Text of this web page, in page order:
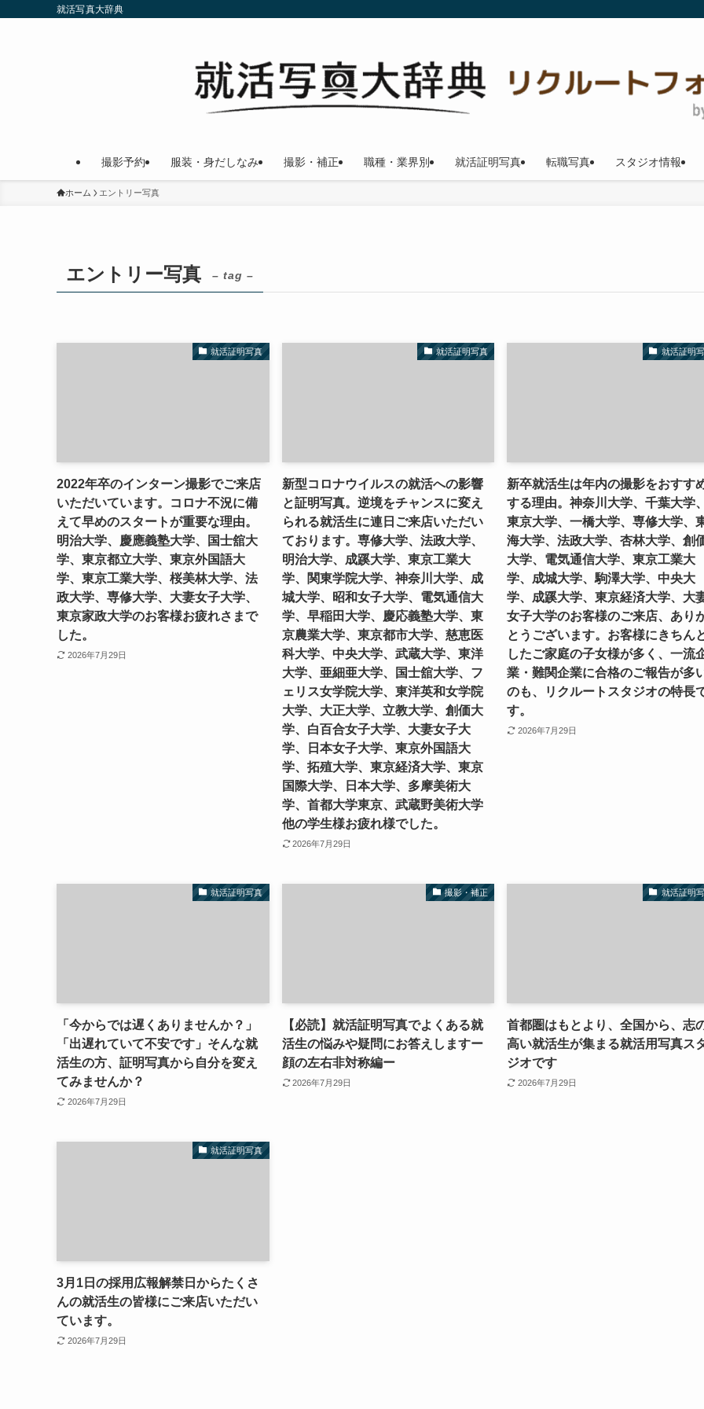
就活写真大辞典
撮影予約 服装・身だしなみ 撮影・補正 職種・業界別 就活証明写真 転職写真 スタジオ情報
ホーム エントリー写真
エントリー写真 – tag –
就活証明写真
2022年卒のインターン撮影でご来店
いただいています。コロナ不況に備
えて早めのスタートが重要な理由。
明治大学、慶應義塾大学、国士舘大
学、東京都立大学、東京外国語大
学、東京工業大学、桜美林大学、法
政大学、専修大学、大妻女子大学、
東京家政大学のお客様お疲れさまで
した。
2026年7月29日
就活証明写真
新型コロナウイルスの就活への影響
と証明写真。逆境をチャンスに変え
られる就活生に連日ご来店いただい
ております。専修大学、法政大学、
明治大学、成蹊大学、東京工業大
学、関東学院大学、神奈川大学、成
城大学、昭和女子大学、電気通信大
学、早稲田大学、慶応義塾大学、東
京農業大学、東京都市大学、慈恵医
科大学、中央大学、武蔵大学、東洋
大学、亜細亜大学、国士舘大学、フ
ェリス女学院大学、東洋英和女学院
大学、大正大学、立教大学、創価大
学、白百合女子大学、大妻女子大
学、日本女子大学、東京外国語大
学、拓殖大学、東京経済大学、東京
国際大学、日本大学、多摩美術大
学、首都大学東京、武蔵野美術大学
他の学生様お疲れ様でした。
2026年7月29日
就活証明
新卒就活生は年内の撮影をおすす
する理由。神奈川大学、千葉大学、
東京大学、一橋大学、専修大学、
海大学、法政大学、杏林大学、創
大学、電気通信大学、東京工業大
学、成城大学、駒澤大学、中央大
学、成蹊大学、東京経済大学、大
女子大学のお客様のご来店、あり
とうございます。お客様にきちん
したご家庭の子女様が多く、一流
業・難関企業に合格のご報告が多
のも、リクルートスタジオの特長
す。
2026年7月29日
就活証明写真
「今からでは遅くありませんか？」
「出遅れていて不安です」そんな就
活生の方、証明写真から自分を変え
てみませんか？
2026年7月29日
撮影・補正
【必読】就活証明写真でよくある就
活生の悩みや疑問にお答えしますー
顔の左右非対称編ー
2026年7月29日
就活証明
首都圏はもとより、全国から、志
高い就活生が集まる就活用写真ス
ジオです
2026年7月29日
就活証明写真
3月1日の採用広報解禁日からたくさ
んの就活生の皆様にご来店いただい
ています。
2026年7月29日